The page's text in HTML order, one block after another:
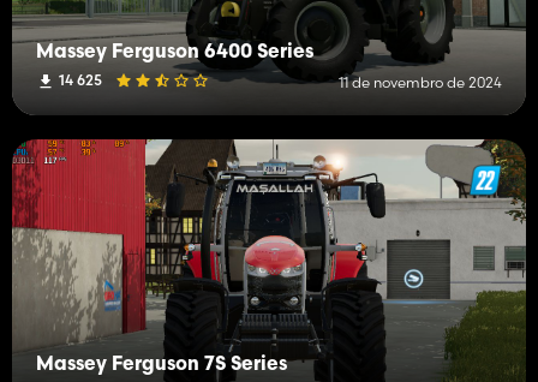
Massey Ferguson 6400 Series
14 625 11 de novembro de 2024
Massey Ferguson 7S Series